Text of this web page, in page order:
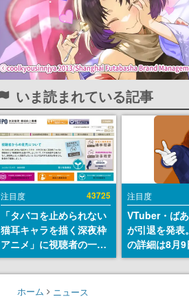
いま読まれている記事
注目度 43725
「タバコを止められない
猫耳キャラを描く深夜枠
アニメ」に視聴者の一部
から批判意見。違法薬物
の使用と思しき描写も含
めて、BPOが議論を交わ
注目度
VTuber・ば
が引退を発表
の詳細は8月
の配信で説明
ホーム ニュース